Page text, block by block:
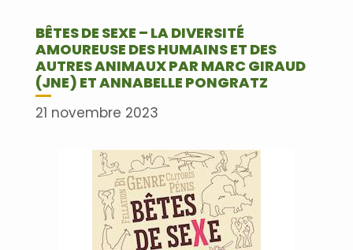
BÊTES DE SEXE – LA DIVERSITÉ
AMOUREUSE DES HUMAINS ET DES
AUTRES ANIMAUX PAR MARC GIRAUD
(JNE) ET ANNABELLE PONGRATZ
21 novembre 2023